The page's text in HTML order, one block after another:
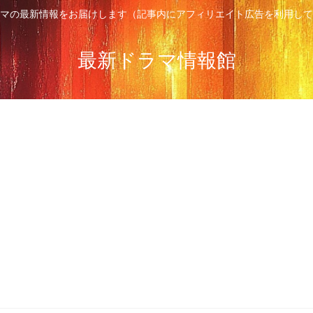
の最新情報をお届けします（記事内にアフィリエイト広告を利用し
最新ドラマ情報館